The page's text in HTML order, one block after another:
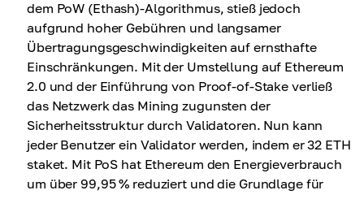
dem PoW (Ethash)-Algorithmus, stieß jedoch
aufgrund hoher Gebühren und langsamer
Übertragungsgeschwindigkeiten auf ernsthafte
Einschränkungen. Mit der Umstellung auf Ethereum
2.0 und der Einführung von Proof-of-Stake verließ
das Netzwerk das Mining zugunsten der
Sicherheitsstruktur durch Validatoren. Nun kann
jeder Benutzer ein Validator werden, indem er 32 ETH
staket. Mit PoS hat Ethereum den Energieverbrauch
um über 99,95 % reduziert und die Grundlage für